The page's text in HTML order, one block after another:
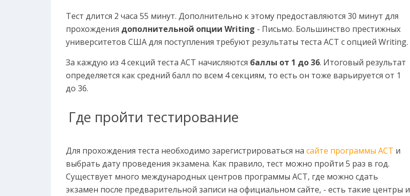
Тест длится 2 часа 55 минут. Дополнительно к этому предоставляются 30 минут для
прохождения дополнительной опции Writing - Письмо. Большинство престижных
университетов США для поступления требуют результаты теста ACT с опцией Writing.
За каждую из 4 секций теста ACT начисляются баллы от 1 до 36. Итоговый результат
определяется как средний балл по всем 4 секциям, то есть он тоже варьируется от 1
до 36.
Где пройти тестирование
Для прохождения теста необходимо зарегистрироваться на сайте программы ACT и
выбрать дату проведения экзамена. Как правило, тест можно пройти 5 раз в год.
Существует много международных центров программы ACT, где можно сдать
экзамен после предварительной записи на официальном сайте, - есть такие центры и